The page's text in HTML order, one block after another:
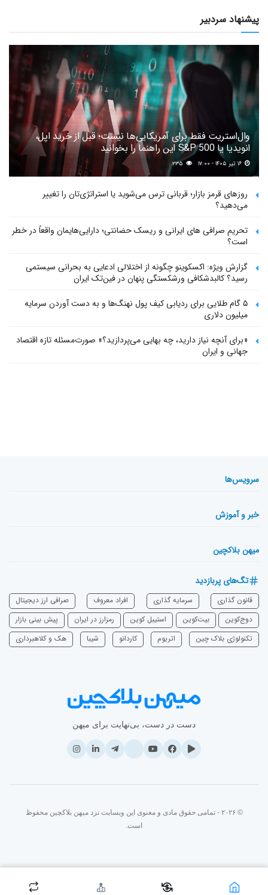
پیشنهاد سردبیر
وال‌استریت فقط برای آمریکایی‌ها نیست؛ قبل از خرید اپل،
انویدیا یا S&P 500 این راهنما را بخوانید
۲۳۵
روزهای قرمز بازار؛ قربانی ترس می‌شوید یا استراتژی‌تان را تغییر
می‌دهید؟
تحریم صرافی های ایرانی و ریسک حضانتی؛ دارایی‌هایمان واقعاً در خطر
است؟
گزارش ویژه: اکسکوینو چگونه از اختلالی ادعایی به بحرانی سیستمی
رسید؟ کالبدشکافی ورشکستگی پنهان در فین‌تک ایران
۵ گام طلایی برای ردیابی کیف پول‌ نهنگ‌ها و به دست آوردن سرمایه
میلیون دلاری
«برای آنچه نیاز دارید، چه بهایی می‌پردازید؟» صورت‌مسئله تازه اقتصاد
جهانی و ایران
سرویس‌ها
خبر و آموزش
میهن بلاکچین
تگ‌های پربازدید
قانون گذاری سرمایه‌ گذاری افراد معروف
صرافی ارز دیجیتال
دوج‌کوین
بیت‌کوین استیبل کوین رمزارز در ایران
پیش بینی بازار
تکنولوژی بلاک چین
اتریوم ‌کاردانو شیبا هک و کلاهبرداری
دست در دست، بی‌نهایت برای میهن
© ۲۰۲۶ - تمامی حقوق مادی و معنوی این وبسایت نزد میهن بلاکچین محفوظ
است.